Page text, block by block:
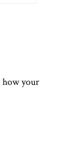
how your